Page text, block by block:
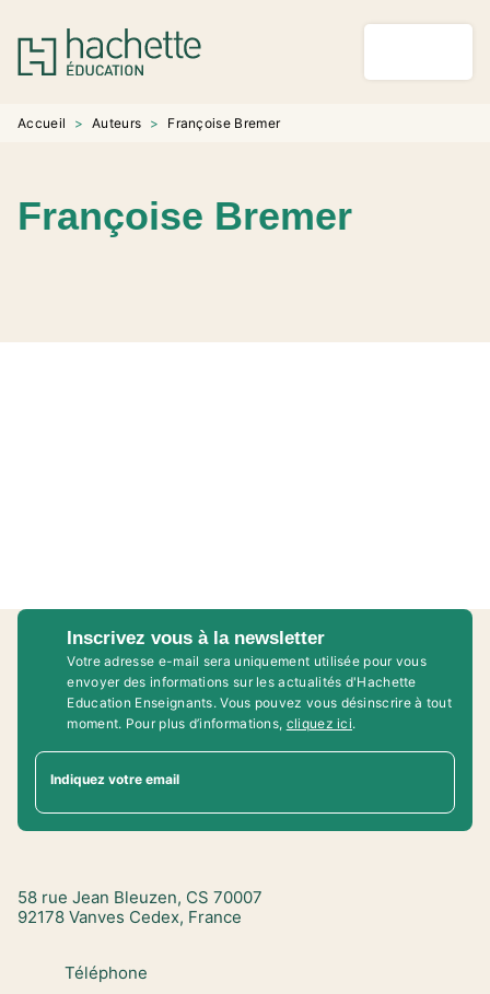
MENU RECHERCHE
PIED DE PAGE
Accueil > Auteurs > Françoise Bremer
Françoise Bremer
Inscrivez vous à la newsletter
Votre adresse e-mail sera uniquement utilisée pour vous
envoyer des informations sur les actualités d'Hachette
Education Enseignants. Vous pouvez vous désinscrire à tout
moment. Pour plus d’informations, cliquez ici.
Indiquez votre email
58 rue Jean Bleuzen, CS 70007
92178 Vanves Cedex, France
Téléphone